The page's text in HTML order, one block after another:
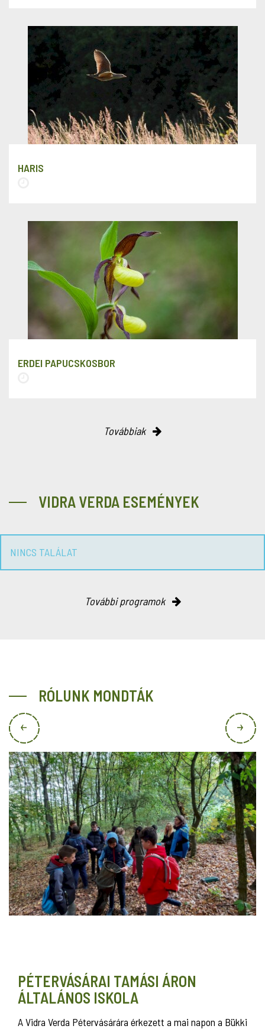
HARIS
ERDEI PAPUCSKOSBOR
Továbbiak
VIDRA VERDA ESEMÉNYEK
NINCS TALÁLAT
További programok
RÓLUNK MONDTÁK
PÉTERVÁSÁRAI TAMÁSI ÁRON
ÁLTALÁNOS ISKOLA
A Vidra Verda Pétervásárára érkezett a mai napon a Bükki